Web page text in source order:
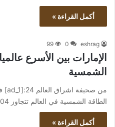
أكمل القراءة »
eshrag
0
99
الإمارات بين الأسرع
الشمسية
الطاقة الشمسية في العالم تتجاوز 104 غيغاواط، وبين العام…
أكمل القراءة »